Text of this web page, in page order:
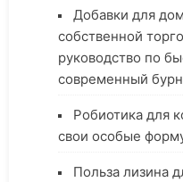
Добавки для
собственной
руководство по
современный
Робиотика для
свои особые
Польза лизина